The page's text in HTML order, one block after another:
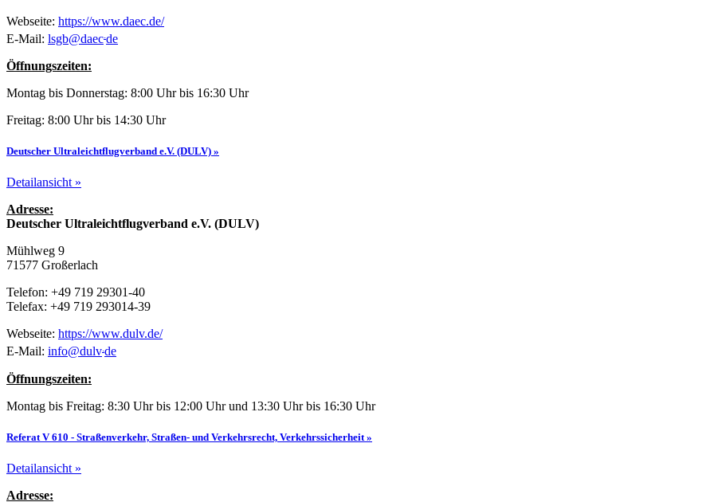
Webseite: https://www.daec.de/
E-Mail: lsgb@daecde
Öffnungszeiten:
Montag bis Donnerstag: 8:00 Uhr bis 16:30 Uhr
Freitag: 8:00 Uhr bis 14:30 Uhr
Deutscher Ultraleichtflugverband e.V. (DULV) »
Detailansicht »
Adresse:
Deutscher Ultraleichtflugverband e.V. (DULV)
Mühlweg 9
71577 Großerlach
Telefon: +49 719 29301-40
Telefax: +49 719 293014-39
Webseite: https://www.dulv.de/
E-Mail: info@dulvde
Öffnungszeiten:
Montag bis Freitag: 8:30 Uhr bis 12:00 Uhr und 13:30 Uhr bis 16:30 Uhr
Referat V 610 - Straßenverkehr, Straßen- und Verkehrsrecht, Verkehrssicherheit »
Detailansicht »
Adresse: